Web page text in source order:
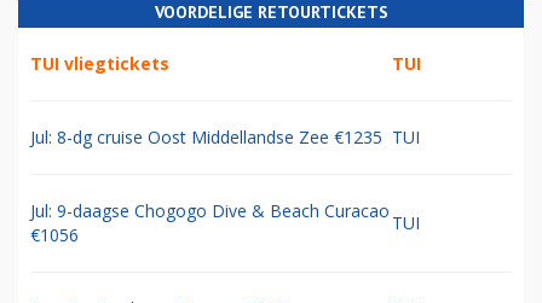
VOORDELIGE RETOURTICKETS
TUI vliegtickets TUI
Jul: 8-dg cruise Oost Middellandse Zee €1235 TUI
Jul: 9-daagse Chogogo Dive & Beach Curacao
€1056
TUI